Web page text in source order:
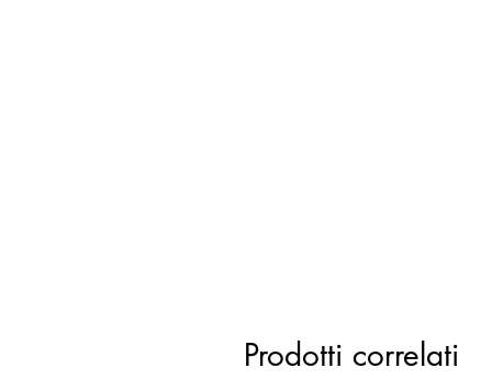
Prodotti correlati